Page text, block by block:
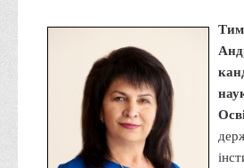
Програми вступних випробувань
Перелік предметних тестів
випробування для вступу для
основі НРК6, НРК7
Положення про організацію та
випробувань